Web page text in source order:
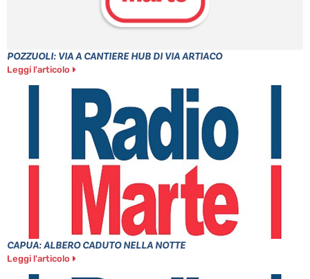
POZZUOLI: VIA A CANTIERE HUB DI VIA ARTIACO
Leggi l'articolo
CAPUA: ALBERO CADUTO NELLA NOTTE
Leggi l'articolo